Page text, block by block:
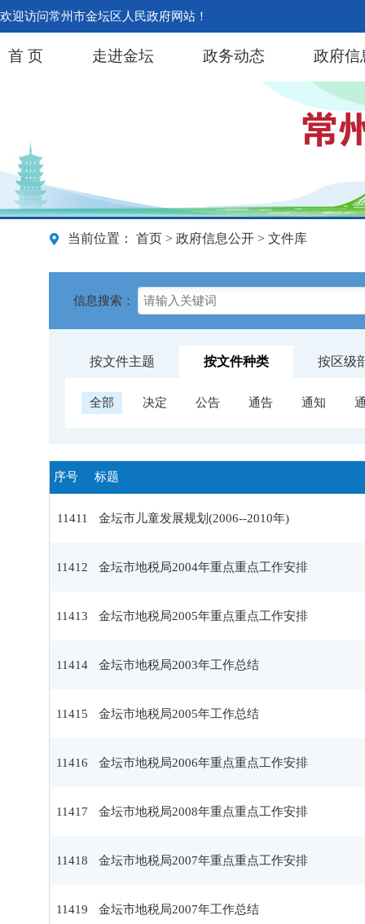
欢迎访问常州市金坛区人民政府网站！
首 页 走进金坛 政务动态 政府信
当前位置： 首页 > 政府信息公开 > 文件库
信息搜索：
按文件主题 按文件种类 按区级
全部 决定 公告 通告 通知
序号 标题
11411 金坛市儿童发展规划(2006--2010年)
11412 金坛市地税局2004年重点重点工作安排
11413 金坛市地税局2005年重点重点工作安排
11414 金坛市地税局2003年工作总结
11415 金坛市地税局2005年工作总结
11416 金坛市地税局2006年重点重点工作安排
11417 金坛市地税局2008年重点重点工作安排
11418 金坛市地税局2007年重点重点工作安排
11419 金坛市地税局2007年工作总结